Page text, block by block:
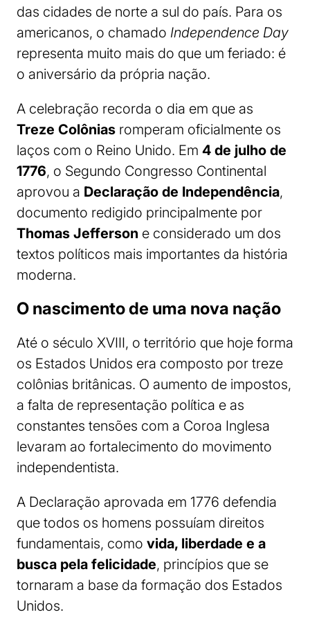
das cidades de norte a sul do país. Para os
americanos, o chamado Independence Day
representa muito mais do que um feriado: é
o aniversário da própria nação.
A celebração recorda o dia em que as
Treze Colônias romperam oficialmente os
laços com o Reino Unido. Em 4 de julho de
1776, o Segundo Congresso Continental
aprovou a Declaração de Independência,
documento redigido principalmente por
Thomas Jefferson e considerado um dos
textos políticos mais importantes da história
moderna.
O nascimento de uma nova nação
Até o século XVIII, o território que hoje forma
os Estados Unidos era composto por treze
colônias britânicas. O aumento de impostos,
a falta de representação política e as
constantes tensões com a Coroa Inglesa
levaram ao fortalecimento do movimento
independentista.
A Declaração aprovada em 1776 defendia
que todos os homens possuíam direitos
fundamentais, como vida, liberdade e a
busca pela felicidade, princípios que se
tornaram a base da formação dos Estados
Unidos.